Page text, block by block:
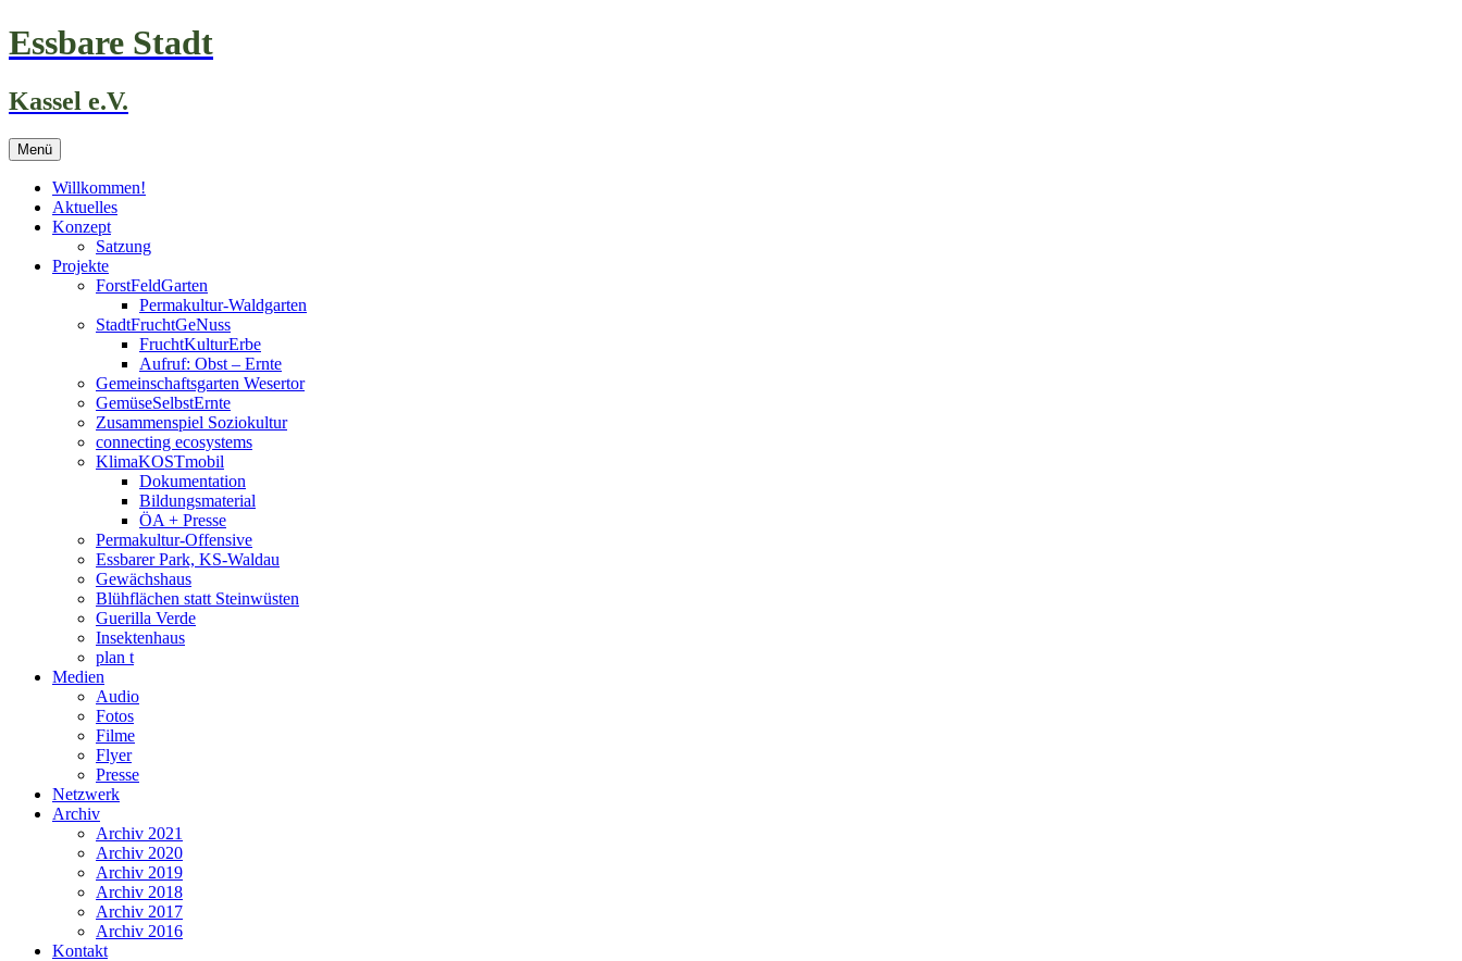
Zum
Inhalt
Essbare Stadt
Kassel e.V.
Menü
Willkommen!
Aktuelles
Konzept
Satzung
Projekte
ForstFeldGarten
Permakultur-Waldgarten
StadtFruchtGeNuss
FruchtKulturErbe
Aufruf: Obst – Ernte
Gemeinschaftsgarten Wesertor
GemüseSelbstErnte
Zusammenspiel Soziokultur
connecting ecosystems
KlimaKOSTmobil
Dokumentation
Bildungsmaterial
ÖA + Presse
Permakultur-Offensive
Essbarer Park, KS-Waldau
Gewächshaus
Blühflächen statt Steinwüsten
Guerilla Verde
Insektenhaus
plan t
Medien
Audio
Fotos
Filme
Flyer
Presse
Netzwerk
Archiv
Archiv 2021
Archiv 2020
Archiv 2019
Archiv 2018
Archiv 2017
Archiv 2016
Kontakt